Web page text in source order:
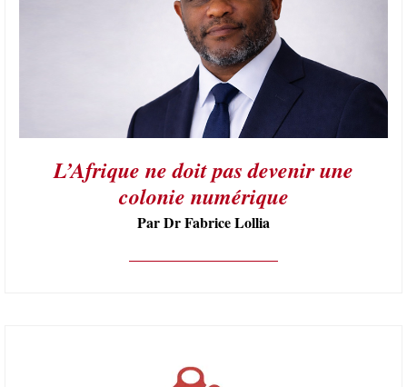
L’Afrique ne doit pas devenir une
colonie numérique
Par Dr Fabrice Lollia